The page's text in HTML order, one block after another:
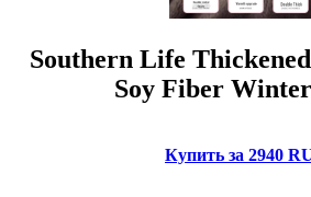
Southern Life
Soy Fiber
Купить за 2940